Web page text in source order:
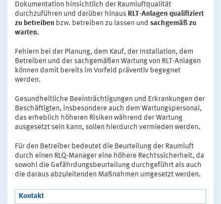
Dokumentation hinsichtlich der Raumluftqualität
durchzuführen und darüber hinaus RLT-Anlagen qualifiziert
zu betreiben bzw. betreiben zu lassen und sachgemäß zu
warten.
Fehlern bei der Planung, dem Kauf, der Installation, dem
Betreiben und der sachgemäßen Wartung von RLT-Anlagen
können damit bereits im Vorfeld präventiv begegnet
werden.
Gesundheitliche Beeinträchtigungen und Erkrankungen der
Beschäftigten, insbesondere auch dem Wartungspersonal,
das erheblich höheren Risiken während der Wartung
ausgesetzt sein kann, sollen hierdurch vermieden werden.
Für den Betreiber bedeutet die Beurteilung der Raumluft
durch einen RLQ-Manager eine höhere Rechtssicherheit, da
sowohl die Gefährdungsbeurteilung durchgeführt als auch
die daraus abzuleitenden Maßnahmen umgesetzt werden.
Kontakt